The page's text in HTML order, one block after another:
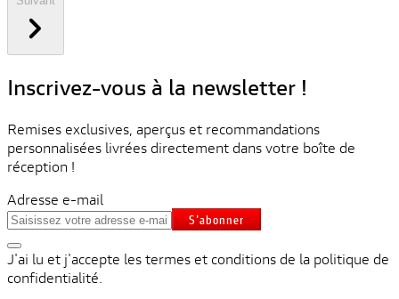
Inscrivez-vous à la newsletter !
Remises exclusives, aperçus et recommandations
personnalisées livrées directement dans votre boîte de
réception !
Adresse e-mail
S'abonner
J'ai lu et j'accepte les termes et conditions de la politique de
confidentialité.